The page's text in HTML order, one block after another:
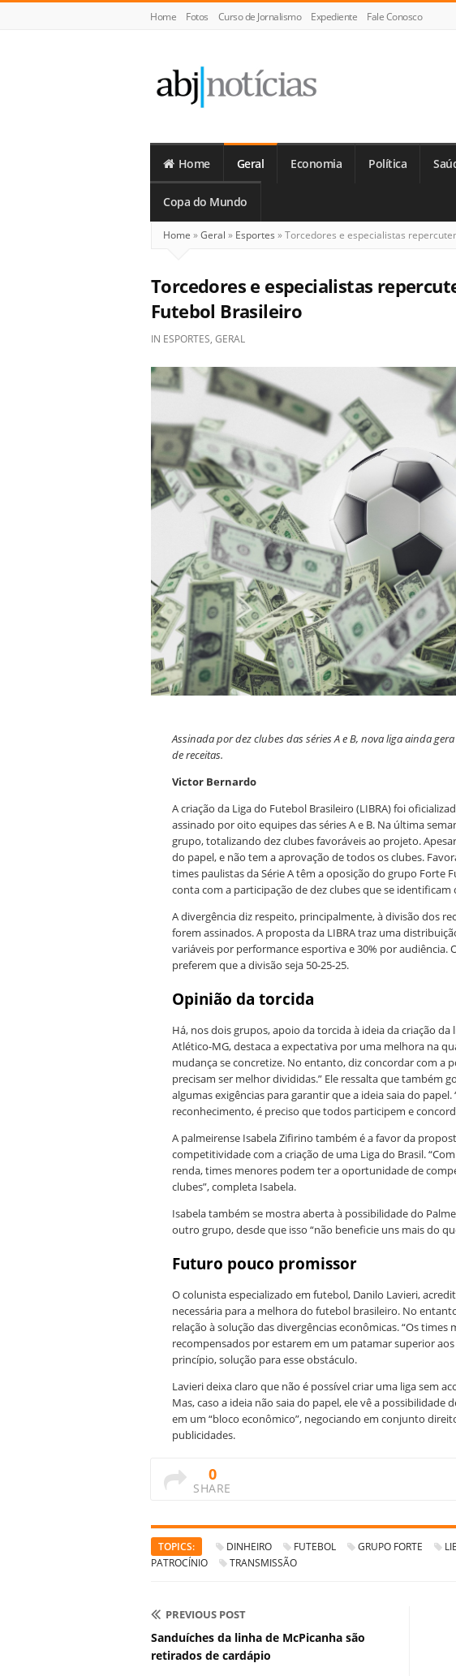
Home Fotos Curso de Jornalismo Expediente Fale Conosco
Notícias
Home Geral Economia Política
Copa do Mundo
Home »Geral » Esportes »Torcedores e especialistas
Torcedores e especialistas
Futebol Brasileiro
IN ESPORTES, GERAL
Assinada por dez clubes das séries A e B, nova liga ainda
de receitas.
Victor Bernardo
A criação da Liga do Futebol Brasileiro (LIBRA) foi
assinado por oito equipes das séries A e B. Na última
grupo, totalizando dez clubes favoráveis ao projeto.
do papel, e não tem a aprovação de todos os clubes.
times paulistas da Série A têm a oposição do grupo Forte
conta com a participação de dez clubes que se identificam
A divergência diz respeito, principalmente, à divisão dos
forem assinados. A proposta da LIBRA traz uma
variáveis por performance esportiva e 30% por audiência.
preferem que a divisão seja 50-25-25.
Opinião da torcida
Há, nos dois grupos, apoio da torcida à ideia da criação
Atlético-MG, destaca a expectativa por uma melhora na
mudança se concretize. No entanto, diz concordar com a
precisam ser melhor divididas.” Ele ressalta que também
algumas exigências para garantir que a ideia saia do
reconhecimento, é preciso que todos participem e
A palmeirense Isabela Zifirino também é a favor da
competitividade com a criação de uma Liga do Brasil.
renda, times menores podem ter a oportunidade de
clubes”, completa Isabela.
Isabela também se mostra aberta à possibilidade do
outro grupo, desde que isso “não beneficie uns mais do
Futuro pouco promissor
O colunista especializado em futebol, Danilo Lavieri,
necessária para a melhora do futebol brasileiro. No
relação à solução das divergências econômicas. “Os
recompensados por estarem em um patamar superior aos
princípio, solução para esse obstáculo.
Lavieri deixa claro que não é possível criar uma liga sem
Mas, caso a ideia não saia do papel, ele vê a possibilidade
em um “bloco econômico”, negociando em conjunto
publicidades.
0
SHARE
TOPICS: DINHEIRO FUTEBOL GRUPO FORTE
PATROCÍNIO
TRANSMISSÃO
PREVIOUS POST
Sanduíches da linha de McPicanha são
retirados de cardápio